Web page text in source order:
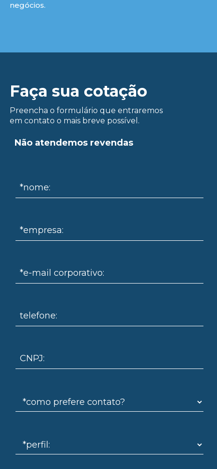
negócios.
Faça sua cotação
Preencha o formulário que entraremos
em contato o mais breve possível.
Não atendemos revendas
*nome:
*empresa:
*e-mail corporativo:
telefone:
CNPJ: